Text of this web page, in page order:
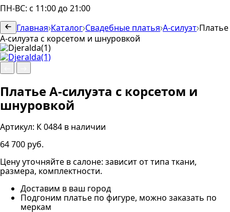
ПН-ВС: с 11:00 до 21:00
Главная Каталог Свадебные платья А-силуэт Платье
А-силуэта с корсетом и шнуровкой
Платье А-силуэта с корсетом и
шнуровкой
Артикул: К 0484 в наличии
64 700 руб.
Цену уточняйте в салоне: зависит от типа ткани,
размера, комплектности.
Доставим в ваш город
Подгоним платье по фигуре, можно заказать по
меркам